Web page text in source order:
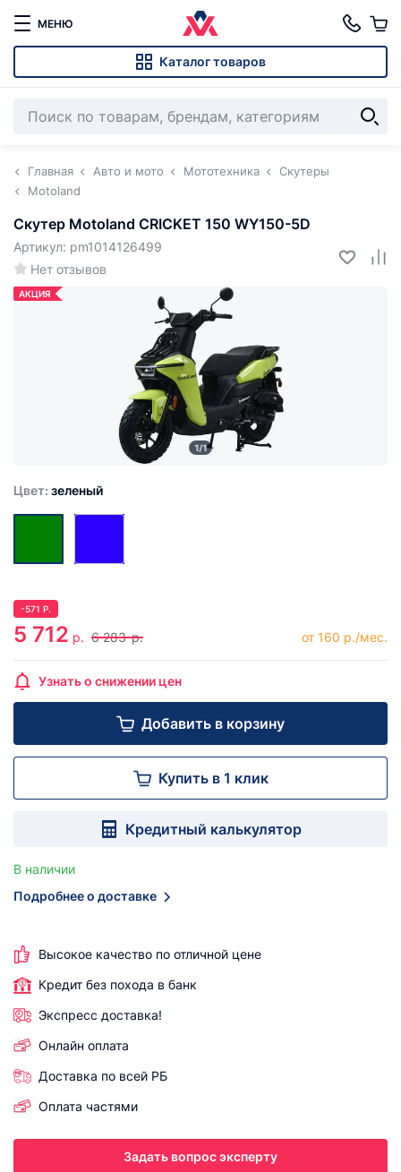
МЕНЮ
Каталог товаров
Главная Авто и мото Мототехника
Скутеры
Motoland
Скутер Motoland CRICKET 150 WY150-5D
Нет отзывов
Артикул: pm1014126499
АКЦИЯ
1/1
Цвет: зеленый
-571 Р.
5 712 р. 6 283 р. от 160 р./мес.
Узнать о снижении цен
Добавить в корзину
Купить в 1 клик
Кредитный калькулятор
В наличии
Подробнее о доставке
Высокое качество по отличной цене
Кредит без похода в банк
Экспресс доставка!
Онлайн оплата
Доставка по всей РБ
Оплата частями
Задать вопрос эксперту